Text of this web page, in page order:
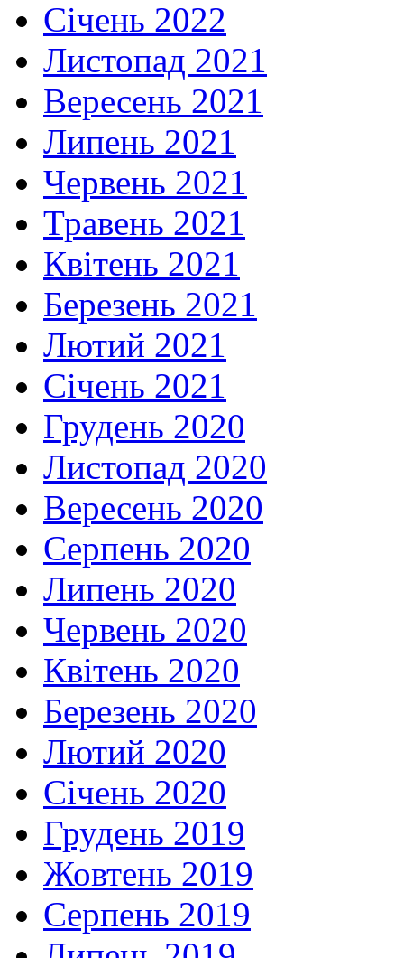
Січень 2022
Листопад 2021
Вересень 2021
Липень 2021
Червень 2021
Травень 2021
Квітень 2021
Березень 2021
Лютий 2021
Січень 2021
Грудень 2020
Листопад 2020
Вересень 2020
Серпень 2020
Липень 2020
Червень 2020
Квітень 2020
Березень 2020
Лютий 2020
Січень 2020
Грудень 2019
Жовтень 2019
Серпень 2019